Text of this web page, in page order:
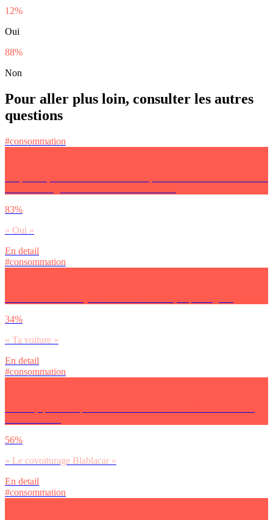
12%
Oui
88%
Non
Pour aller plus loin, consulter les autres
questions
#consommation
83%
« Oui »
En detail
#consommation
34%
« Ta voiture »
En detail
#consommation
56%
« Le covoiturage Blablacar »
En detail
#consommation